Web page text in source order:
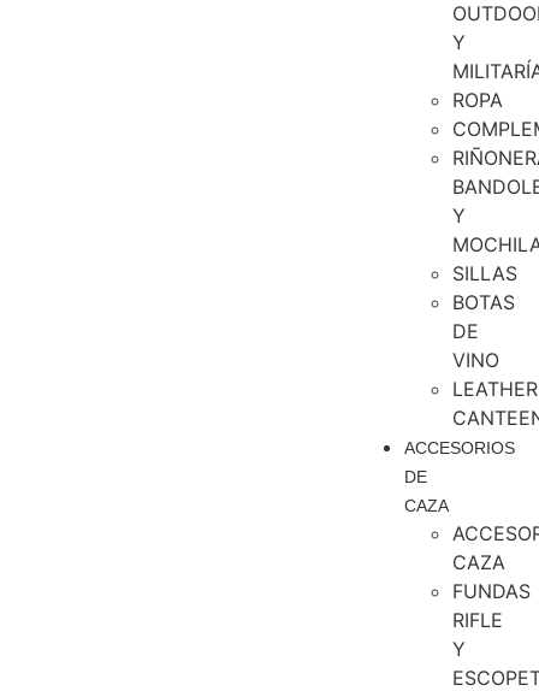
Y
ROPA
Y
SILLAS
BOTAS
DE
VINO
LEATHER
ACCESORIOS
DE
CAZA
CAZA
FUNDAS
RIFLE
Y